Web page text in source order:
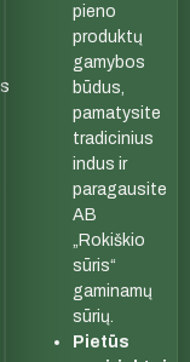
pieno
produktų
gamybos
būdus,
pamatysite
tradicinius
indus ir
paragausite
AB
„Rokiškio
sūris“
gaminamų
sūrių.
Pietūs